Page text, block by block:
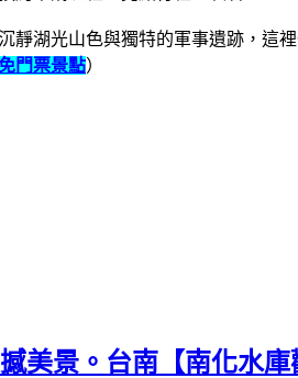
湖光山色與獨特的軍事遺跡，這
門票景點）
美景。台南【南化水庫